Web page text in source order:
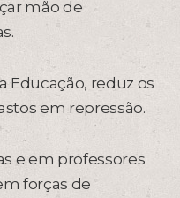
mão de
Educação, reduz os
em repressão.
e em professores
forças de